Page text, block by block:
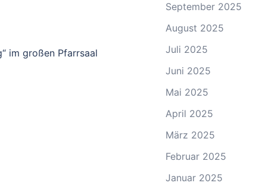
im großen Pfarrsaal
September 2025
August 2025
Juli 2025
Juni 2025
Mai 2025
April 2025
März 2025
Februar 2025
Januar 2025